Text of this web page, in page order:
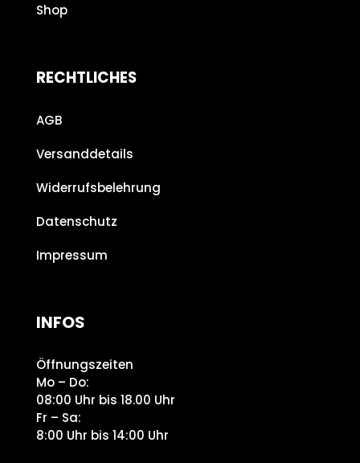
Shop
RECHTLICHES
AGB
Versanddetails
Widerrufsbelehrung
Datenschutz
Impressum
INFOS
Öffnungszeiten
Mo – Do:
08:00 Uhr bis 18.00 Uhr
Fr – Sa:
8:00 Uhr bis 14:00 Uhr